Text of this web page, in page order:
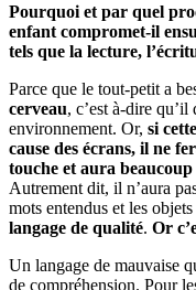
Pourquoi et par quel
enfant compromet-il
tels que la lecture,
Parce que le tout-petit a
cerveau, c’est à-dire
environnement. Or, si
cause des écrans, il ne
touche et aura
Autrement dit, il n’aura
mots entendus et les
langage de qualité. Or
Un langage de mauvaise
de compréhension. Pour